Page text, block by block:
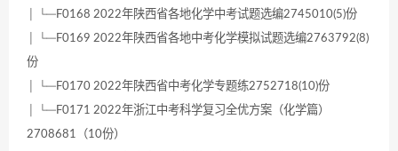
│ └─F0168 2022年陕西省各地化学中考试题选编2745010(5)份
│ └─F0169 2022年陕西省各地中考化学模拟试题选编2763792(8)
份
│ └─F0170 2022年陕西省中考化学专题练2752718(10)份
│ └─F0171 2022年浙江中考科学复习全优方案（化学篇）
2708681（10份）